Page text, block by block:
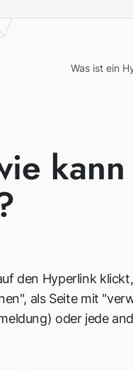
Was ist ein
den Hyperlink
als Seite mit
oder jede